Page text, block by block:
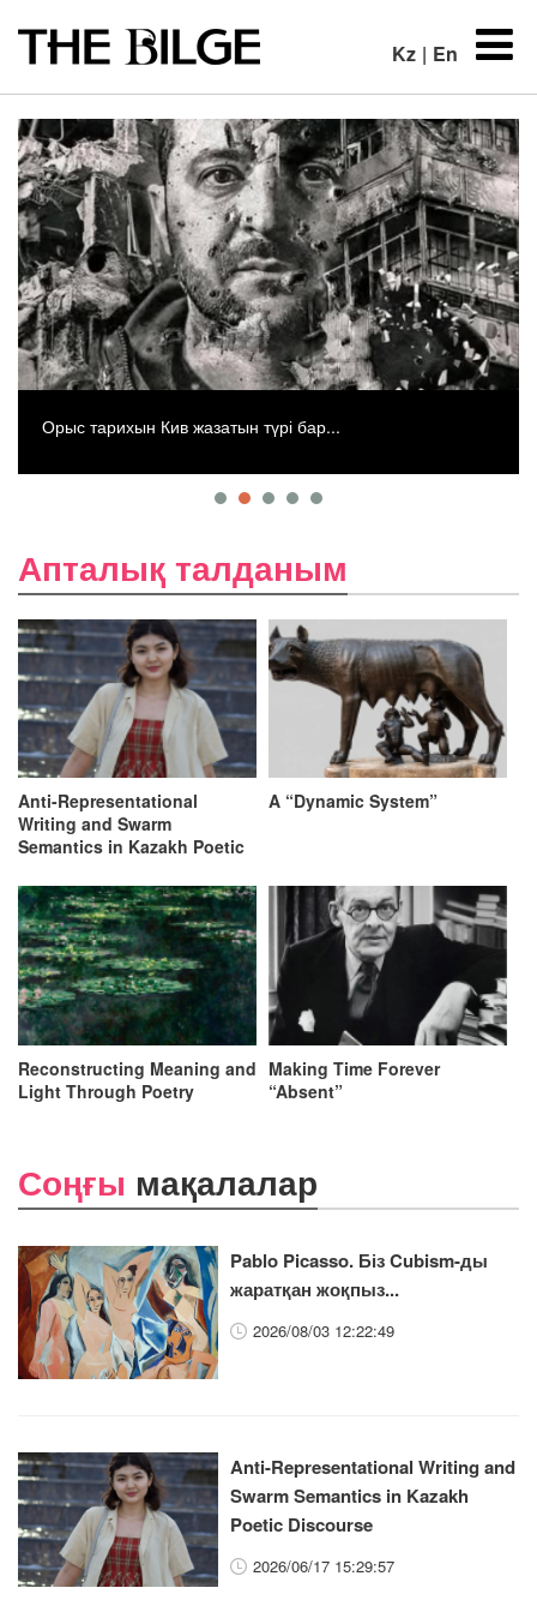
Kz | En
Орыс тарихын Кив жазатын түрі бар...
Апталық талданым
Anti-Representational
Writing and Swarm
Semantics in Kazakh Poetic
A “Dynamic System”
Reconstructing Meaning and
Light Through Poetry
Making Time Forever
“Absent”
Соңғы мақалалар
Pablo Picasso. Біз Cubism-ды
жаратқан жоқпыз...
2026/08/03 12:22:49
Anti-Representational Writing and
Swarm Semantics in Kazakh
Poetic Discourse
2026/06/17 15:29:57